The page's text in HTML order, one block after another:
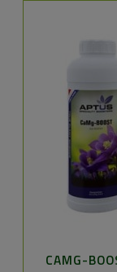
CAMG-